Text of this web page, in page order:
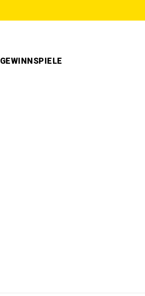
GEWINNSPIELE